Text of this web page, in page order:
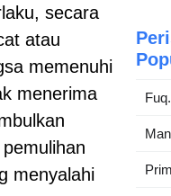
secara
atau
memenuhi
menerima
menyalahi